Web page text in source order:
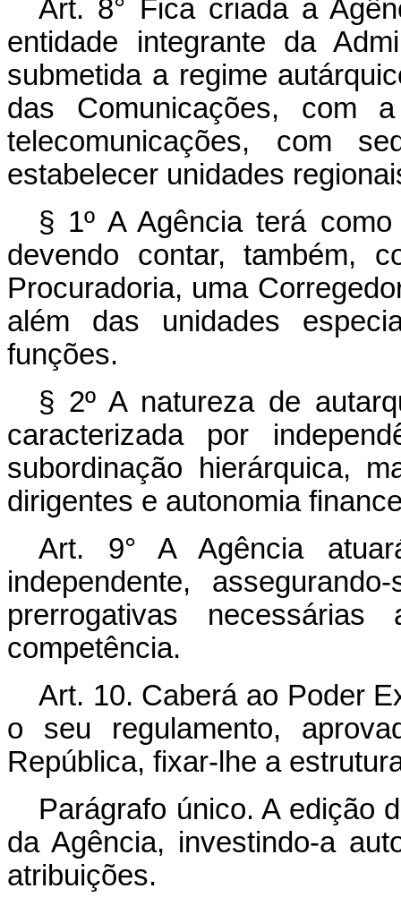
Art. 8° Fica criada a
entidade integrante da
submetida a regime
das Comunicações, com
telecomunicações, com
estabelecer unidades
§ 1º A Agência terá
devendo contar, também,
Procuradoria, uma
além das unidades
funções.
§ 2º A natureza de
caracterizada por
subordinação hierárquica,
dirigentes e autonomia
Art. 9° A Agência
independente,
prerrogativas
competência.
Art. 10. Caberá ao Poder
o seu regulamento,
República, fixar-lhe a
Parágrafo único. A edição
da Agência, investindo-a
atribuições.